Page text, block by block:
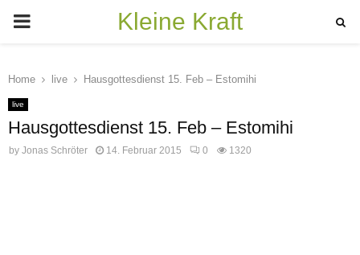
PRIMARY
Kleine Kraft
Home live Hausgottesdienst 15. Feb – Estomihi
live
Hausgottesdienst 15. Feb – Estomihi
by Jonas Schröter 14. Februar 2015 0 1320